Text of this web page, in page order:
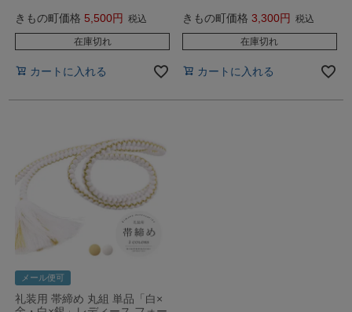
きもの町価格 5,500 税込
在庫切れ
カートに入れる
きもの町価格 3,300 税込
在庫切れ
カートに入れる
メール便可
礼装用 帯締め 丸組 単品「白×